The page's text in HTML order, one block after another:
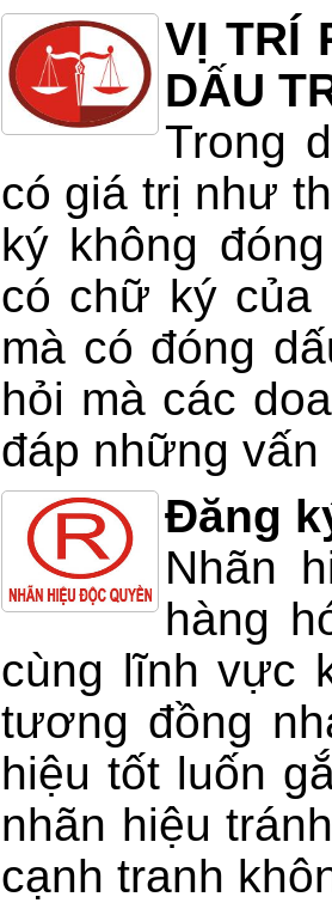
VỊ TRÍ
DẤU
Trong
có giá trị như
ký không
có chữ ký của
mà có đóng
hỏi mà các
đáp những
Đăng
Nhãn
hàng
cùng lĩnh vực
tương đồng
hiệu tốt luốn
nhãn hiệu
cạnh tranh